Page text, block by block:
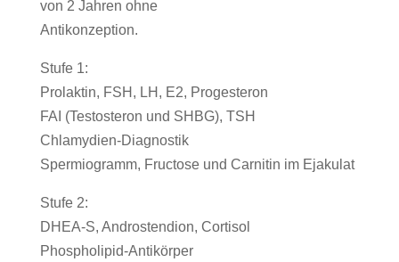
von 2 Jahren ohne
Antikonzeption.
Stufe 1:
Prolaktin, FSH, LH, E2, Progesteron
FAI (Testosteron und SHBG), TSH
Chlamydien-Diagnostik
Spermiogramm, Fructose und Carnitin im Ejakulat
Stufe 2:
DHEA-S, Androstendion, Cortisol
Phospholipid-Antikörper